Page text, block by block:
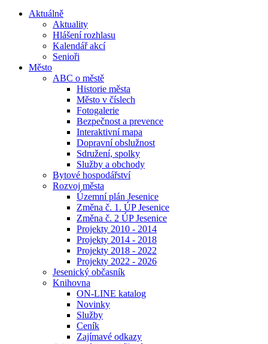
Aktuálně
Aktuality
Hlášení rozhlasu
Kalendář akcí
Senioři
Město
ABC o městě
Historie města
Město v číslech
Fotogalerie
Bezpečnost a prevence
Interaktivní mapa
Dopravní obslužnost
Sdružení, spolky
Služby a obchody
Bytové hospodářství
Rozvoj města
Územní plán Jesenice
Změna č. 1. ÚP Jesenice
Změna č. 2 ÚP Jesenice
Projekty 2010 - 2014
Projekty 2014 - 2018
Projekty 2018 - 2022
Projekty 2022 - 2026
Jesenický občasník
Knihovna
ON-LINE katalog
Novinky
Služby
Ceník
Zajímavé odkazy